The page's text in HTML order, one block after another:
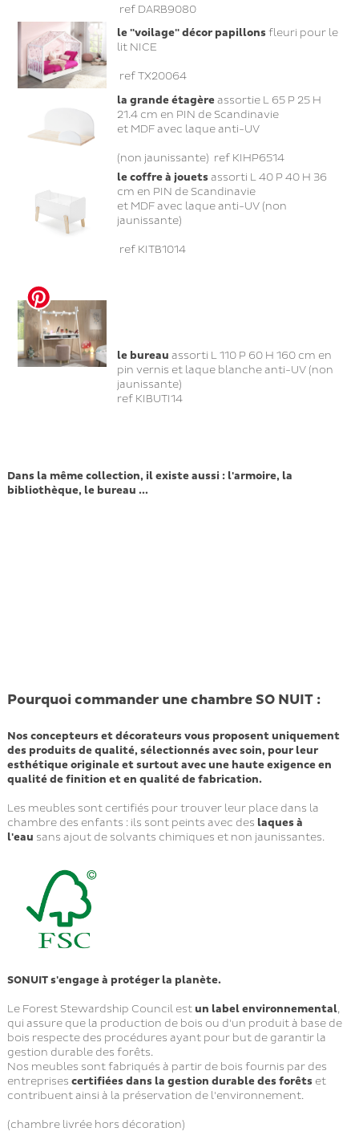
ref DARB9080
le "voilage" décor papillonsfleuri pour le
lit NICE
ref TX20064
la grande étagèreassortie L 65 P 25 H
21.4 cm en PIN de Scandinavie
et MDF avec laque anti-UV
(non jaunissante) ref KIHP6514
le coffre à jouetsassorti L 40 P 40 H 36
cm en PIN de Scandinavie
et MDF avec laque anti-UV (non
jaunissante)
ref KITB1014
le bureau assorti L 110 P 60 H 160 cm en
pin vernis et laque blanche anti-UV (non
jaunissante)
ref KIBUTI14
Dans la même collection, il existe aussi : l'armoire, la
bibliothèque, le bureau ...
Pourquoi commander une chambre SO NUIT :
Nos concepteurs et décorateurs vous proposent uniquement
des produits de qualité, sélectionnés avec soin, pour leur
esthétique originale et surtout avec une haute exigence en
qualité de finition et en qualité de fabrication.
Les meubles sont certifiés pour trouver leur place dans la
chambre des enfants : ils sont peints avec des laques à
l'eau sans ajout de solvants chimiques et non jaunissantes.
SONUIT s'engage à protéger la planète.
Le Forest Stewardship Council estun label environnemental,
qui assure que la production de bois ou d'un produit à base de
bois respecte des procédures ayant pour but de garantir la
gestion durable des forêts.
Nos meubles sont fabriqués à partir de bois fournis par des
entreprises certifiées dans la gestion durable des forêtset
contribuent ainsi à la préservation de l'environnement.
(chambre livrée hors décoration)